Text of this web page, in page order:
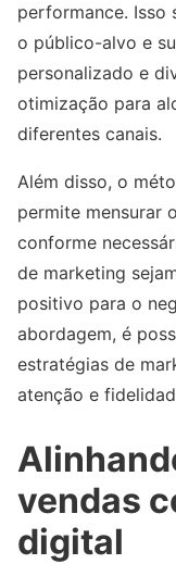
performance. Isso
o público-alvo e
personalizado e
otimização para
diferentes canais.
Além disso, o
permite mensurar
conforme
de marketing
positivo para o
abordagem, é
estratégias de
atenção e
vendas
digital